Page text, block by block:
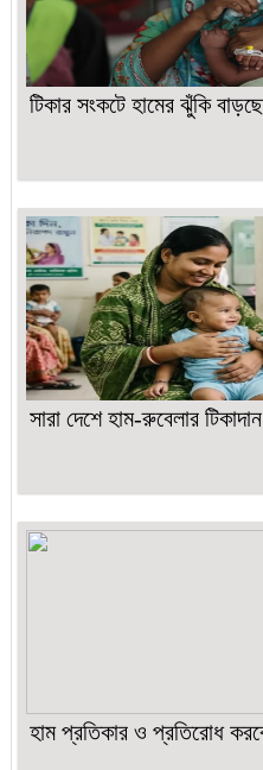
টিকার সংকটে হামের ঝুঁকি
সারা দেশে হাম-রুবেলার
হাম প্রতিকার ও প্রতিরোধ